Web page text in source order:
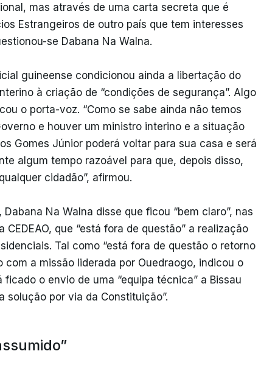
mas através de uma carta secreta que é
Estrangeiros de outro país que tem interesses
se Dabana Na Walna.
guineense condicionou ainda a libertação do
à criação de “condições de segurança”. Algo
o porta-voz. “Como se sabe ainda não temos
e houver um ministro interino e a situação
Gomes Júnior poderá voltar para sua casa e será
algum tempo razoável para que, depois disso,
cidadão”, afirmou.
Na Walna disse que ficou “bem claro”, nas
que “está fora de questão” a realização
Tal como “está fora de questão o retorno
com a missão liderada por Ouedraogo, indicou o
o envio de uma “equipa técnica” a Bissau
solução por via da Constituição”.